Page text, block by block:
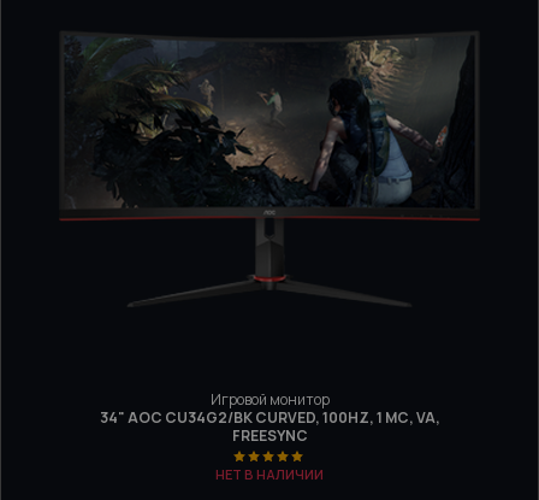
Игровой монитор
34" AOC CU34G2/BK CURVED, 100HZ, 1 МС, VA,
FREESYNC
НЕТ В НАЛИЧИИ